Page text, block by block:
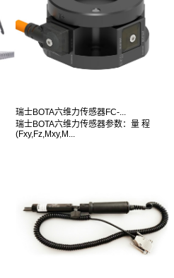
瑞士BOTA六维力传感器FC-...
瑞士BOTA六维力传感器参数：量 程
(Fxy,Fz,Mxy,M...